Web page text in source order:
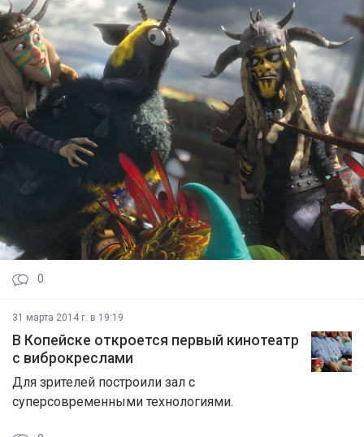
0
31 марта 2014 г. в 19:19
В Копейске откроется первый кинотеатр
с виброкреслами
Для зрителей построили зал с
суперсовременными технологиями.